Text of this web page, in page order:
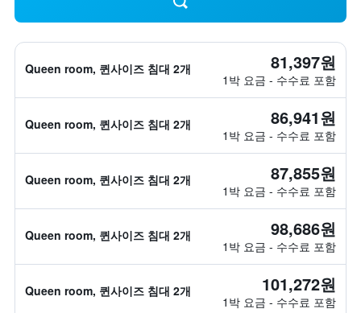
Queen room, 퀸사이즈 침대 2개 81,397원
1박 요금 - 수수료 포함
Queen room, 퀸사이즈 침대 2개 86,941원
1박 요금 - 수수료 포함
Queen room, 퀸사이즈 침대 2개 87,855원
1박 요금 - 수수료 포함
Queen room, 퀸사이즈 침대 2개 98,686원
1박 요금 - 수수료 포함
Queen room, 퀸사이즈 침대 2개 101,272원
1박 요금 - 수수료 포함